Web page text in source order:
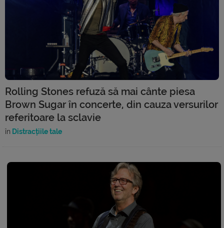
Rolling Stones refuză să mai cânte piesa
Brown Sugar în concerte, din cauza versurilor
referitoare la sclavie
în Distracțiile tale